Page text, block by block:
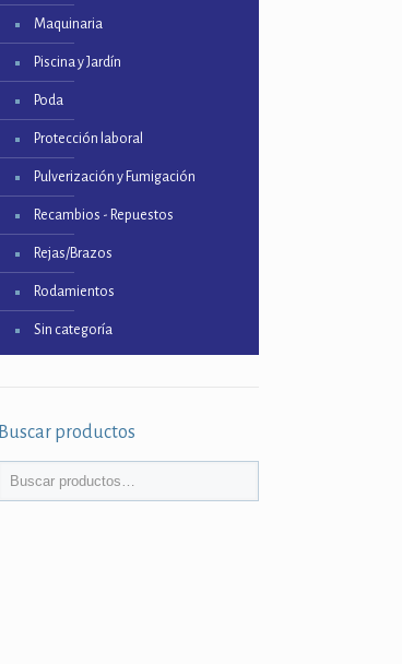
Maquinaria
Piscina y Jardín
Poda
Protección laboral
Pulverización y Fumigación
Recambios - Repuestos
Rejas/Brazos
Rodamientos
Sin categoría
Buscar productos